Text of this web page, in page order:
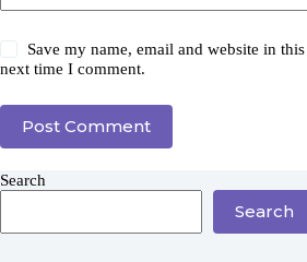
Save my name, email and website in
next time I comment.
Post Comment
Search
Search